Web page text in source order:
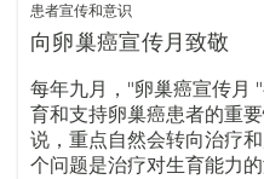
患者宣传和意识
向卵巢癌宣传月致敬
每年九月，"卵巢癌宣传月
育和支持卵巢癌患者的重
说，重点自然会转向治疗
个问题是治疗对生育能力的